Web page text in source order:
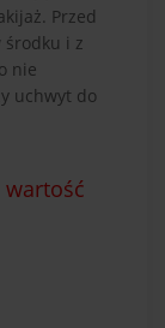
Przed
i z
nie
uchwyt do
wartość